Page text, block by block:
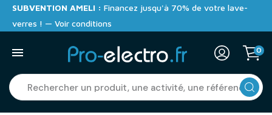
SUBVENTION AMELI : Financez jusqu'à 70% de votre lave-
verres ! — Voir conditions
0